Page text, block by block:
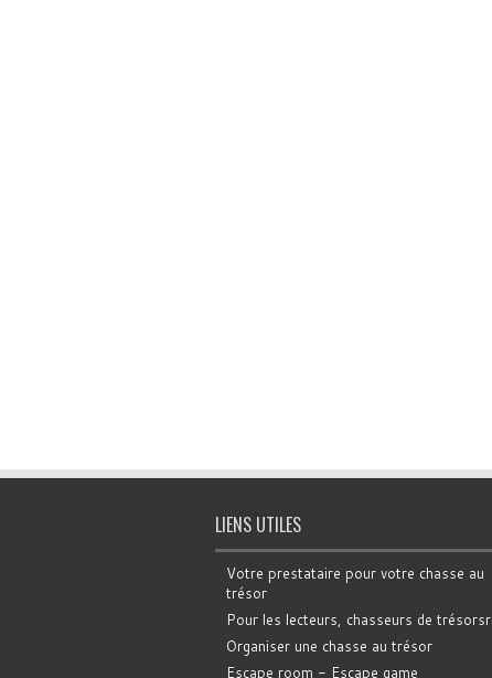
LIENS UTILES
Votre prestataire pour votre chasse au
trésor
Pour les lecteurs, chasseurs de trésorsr
Organiser une chasse au trésor
Escape room - Escape game